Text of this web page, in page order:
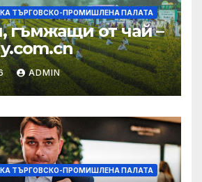
ТЪРГОВСКО-ПРОМИШЛЕНА ПАЛАТА
гъмжащи от чай –
ADMIN
ТЪРГОВСКО-ПРОМИШЛЕНА ПАЛАТА